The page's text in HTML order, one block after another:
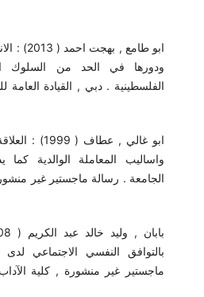
ابو طامع ,
ودورها في الحد من السلوك
الفلسطينية . دبي , القيادة
ابو غالي ,
واساليب المعاملة الوالدية كما
الجامعة . رسالة ماجستير غير
بالتوافق النفسي الاجتماعي
ماجستير غير منشورة , كلية